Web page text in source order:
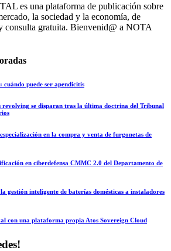
es una plataforma de publicación sobre
la sociedad y la economía, de
consulta gratuita. Bienvenid@ a NOTA
puede ser apendicitis
revolving se disparan tras la última doctrina del Tribunal
en la compra y venta de furgonetas de
en ciberdefensa CMMC 2.0 del Departamento de
gestión inteligente de baterías domésticas a instaladores
con una plataforma propia Atos Sovereign Cloud